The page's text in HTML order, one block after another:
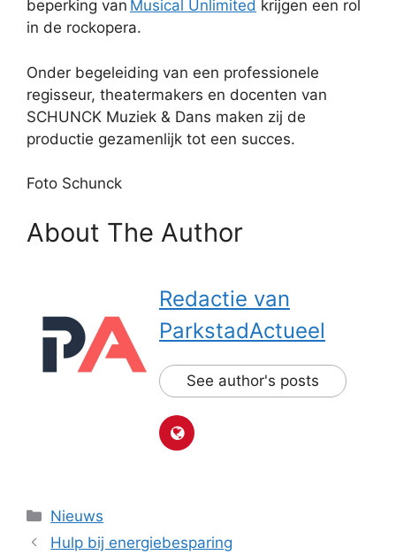
beperking van Musical Unlimited krijgen een rol
in de rockopera.
Onder begeleiding van een professionele
regisseur, theatermakers en docenten van
SCHUNCK Muziek & Dans maken zij de
productie gezamenlijk tot een succes.
Foto Schunck
About The Author
Redactie van
ParkstadActueel
See author's posts
Categorieën
Nieuws
Hulp bij energiebesparing